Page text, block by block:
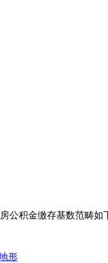
公积金缴存基数范畴如
形